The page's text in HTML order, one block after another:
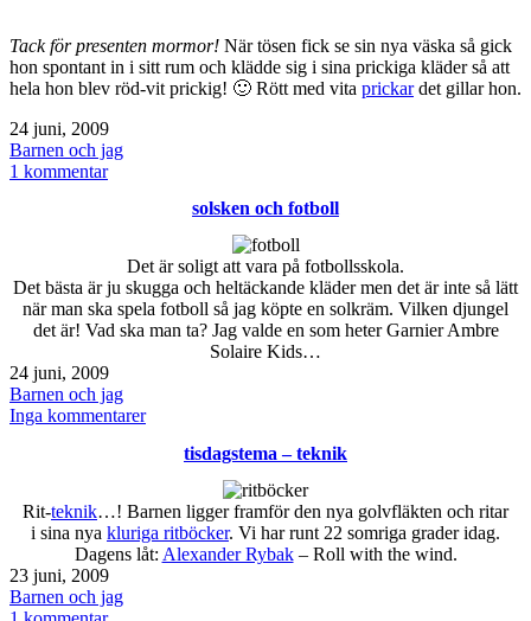
Tack för presenten mormor! När tösen fick se sin nya väska så gick
hon spontant in i sitt rum och klädde sig i sina prickiga kläder så att
hela hon blev röd-vit prickig! 🙂 Rött med vita prickardet gillar hon.
Publicerat
den
24 juni, 2009
Kategoriserat
som
Barnen och jag
1 kommentartill
solsken och fotboll
Det är soligt att vara på fotbollsskola.
Det bästa är ju skugga och heltäckande kläder men det är inte så lätt
när man ska spela fotboll så jag köpte en solkräm. Vilken djungel
det är! Vad ska man ta? Jag valde en som heter Garnier Ambre
Solaire Kids…
Publicerat
den
24 juni, 2009
Kategoriserat
som
Barnen och jag
Inga kommentarertill
tisdagstema – teknik
Rit-teknik…! Barnen ligger framför den nya golvfläkten och ritar
i sina nya kluriga ritböcker. Vi har runt 22 somriga grader idag.
Dagens låt: Alexander Rybak– Roll with the wind.
Publicerat
den
23 juni, 2009
Kategoriserat
som
Barnen och jag
till